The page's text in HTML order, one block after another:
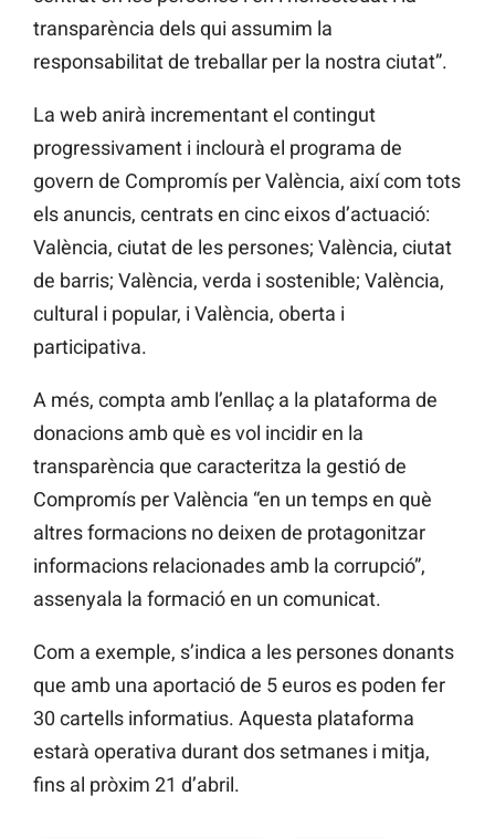
transparència dels qui assumim la
responsabilitat de treballar per la nostra ciutat”.
La web anirà incrementant el contingut
progressivament i inclourà el programa de
govern de Compromís per València, així com tots
els anuncis, centrats en cinc eixos d’actuació:
València, ciutat de les persones; València, ciutat
de barris; València, verda i sostenible; València,
cultural i popular, i València, oberta i
participativa.
A més, compta amb l’enllaç a la plataforma de
donacions amb què es vol incidir en la
transparència que caracteritza la gestió de
Compromís per València “en un temps en què
altres formacions no deixen de protagonitzar
informacions relacionades amb la corrupció”,
assenyala la formació en un comunicat.
Com a exemple, s’indica a les persones donants
que amb una aportació de 5 euros es poden fer
30 cartells informatius. Aquesta plataforma
estarà operativa durant dos setmanes i mitja,
fins al pròxim 21 d’abril.